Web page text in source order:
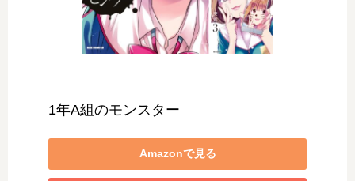
1年A組のモンスター
Amazonで見る